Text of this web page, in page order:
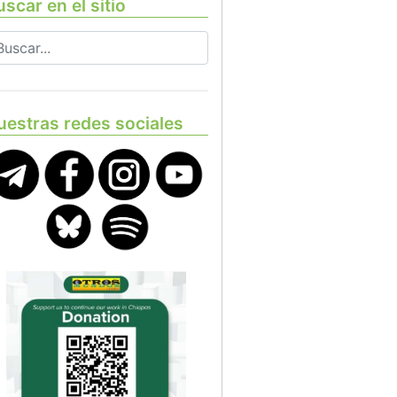
en el sitio
redes sociales